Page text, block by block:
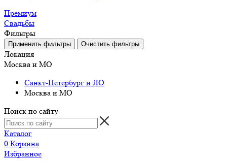
Премиум
Свадьбы
Фильтры
Локация
Москва и МО
Санкт-Петербург и ЛО
Москва и МО
Поиск по сайту
Каталог
0 Корзина
Избранное